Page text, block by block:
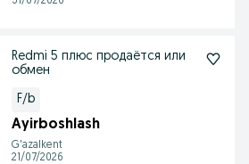
Redmi 5 плюс продаётся или
обмен
F/b
Ayirboshlash
G'azalkent
21/07/2026